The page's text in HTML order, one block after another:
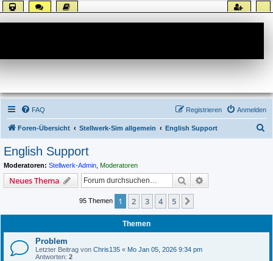
FAQ Anmelden
Registrieren
Foren-Übersicht Stellwerk-Sim allgemein English Support
English Support
Moderatoren: Stellwerk-Admin Moderatoren
Neues Thema Suche
95 Themen 1 2 3 4 5
Themen
Problem
Letzter Beitrag von Chris135 « Mo Jan 05, 2026 9:34 pm
Antworten: 2